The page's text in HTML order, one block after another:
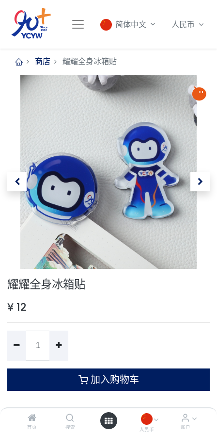
首页 搜索 人民币 账户
简体中文 人民币
商店 耀耀全身冰箱贴
耀耀全身冰箱贴
¥ 12
加入购物车
条款和条件